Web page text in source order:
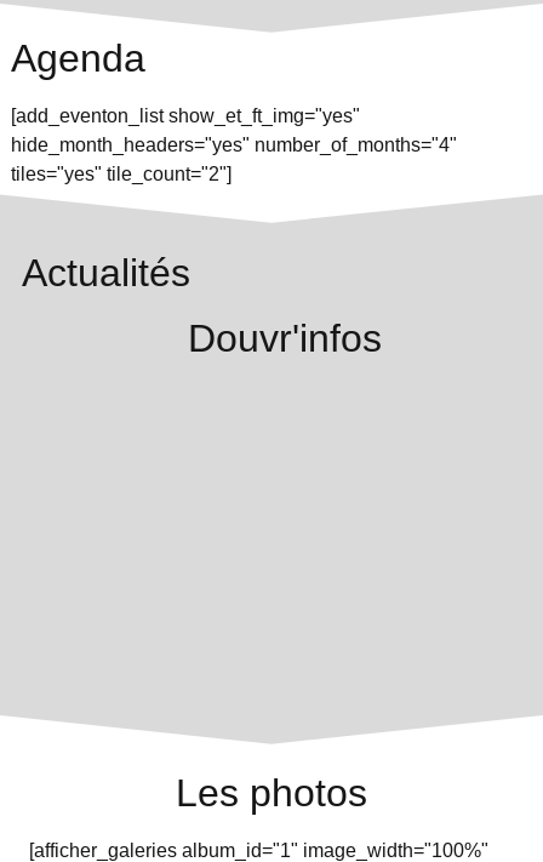
Agenda
[add_eventon_list show_et_ft_img="yes"
hide_month_headers="yes" number_of_months="4"
tiles="yes" tile_count="2"]
Actualités
Douvr'infos
Les photos
[afficher_galeries album_id="1" image_width="100%"